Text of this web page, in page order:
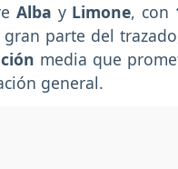
Alba yLimone, con
parte del
media que
general.